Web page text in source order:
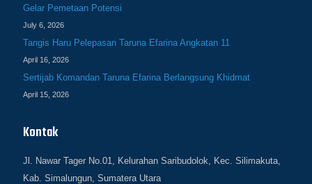
Gelar Pemetaan Potensi
July 6, 2026
Tangis Haru Pelepasan Taruna Efarina Angkatan 11
April 16, 2026
Sertijab Komandan Taruna Efarina Berlangsung Khidmat
April 15, 2026
Kontak
Jl. Nawar Tager No.01, Kelurahan Saribudolok, Kec. Silimakuta,
Kab. Simalungun, Sumatera Utara